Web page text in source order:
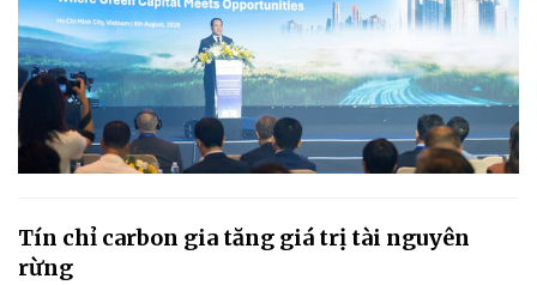
Tín chỉ carbon gia tăng giá trị tài nguyên
rừng